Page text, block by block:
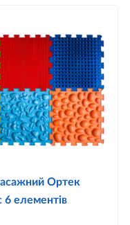
Ортек
6 елементів